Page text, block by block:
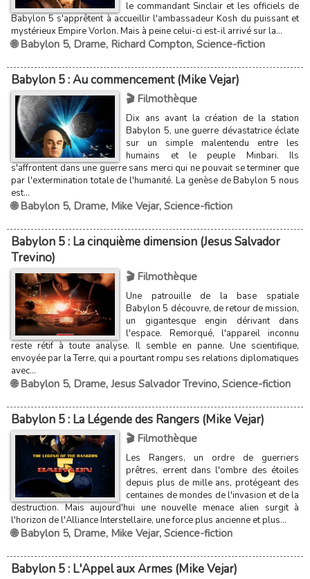
le commandant Sinclair et les officiels de
Babylon 5 s'apprêtent à accueillir l'ambassadeur Kosh du puissant et
mystérieux Empire Vorlon. Mais à peine celui-ci est-il arrivé sur la...
🌐 Babylon 5, Drame, Richard Compton, Science-fiction
Babylon 5 : Au commencement (Mike Vejar)
🎬 Filmothèque
Dix ans avant la création de la station
Babylon 5, une guerre dévastatrice éclate
sur un simple malentendu entre les
humains et le peuple Minbari. Ils
s'affrontent dans une guerre sans merci qui ne pouvait se terminer que
par l'extermination totale de l'humanité. La genèse de Babylon 5 nous
est...
🌐 Babylon 5, Drame, Mike Vejar, Science-fiction
Babylon 5 : La cinquième dimension (Jesus Salvador
Trevino)
🎬 Filmothèque
Une patrouille de la base spatiale
Babylon 5 découvre, de retour de mission,
un gigantesque engin dérivant dans
l'espace. Remorqué, l'appareil inconnu
reste rétif à toute analyse. Il semble en panne. Une scientifique,
envoyée par la Terre, qui a pourtant rompu ses relations diplomatiques
avec...
🌐 Babylon 5, Drame, Jesus Salvador Trevino, Science-fiction
Babylon 5 : La Légende des Rangers (Mike Vejar)
🎬 Filmothèque
Les Rangers, un ordre de guerriers
prêtres, errent dans l'ombre des étoiles
depuis plus de mille ans, protégeant des
centaines de mondes de l'invasion et de la
destruction. Mais aujourd'hui une nouvelle menace alien surgit à
l'horizon de l'Alliance Interstellaire, une force plus ancienne et plus...
🌐 Babylon 5, Drame, Mike Vejar, Science-fiction
Babylon 5 : L'Appel aux Armes (Mike Vejar)